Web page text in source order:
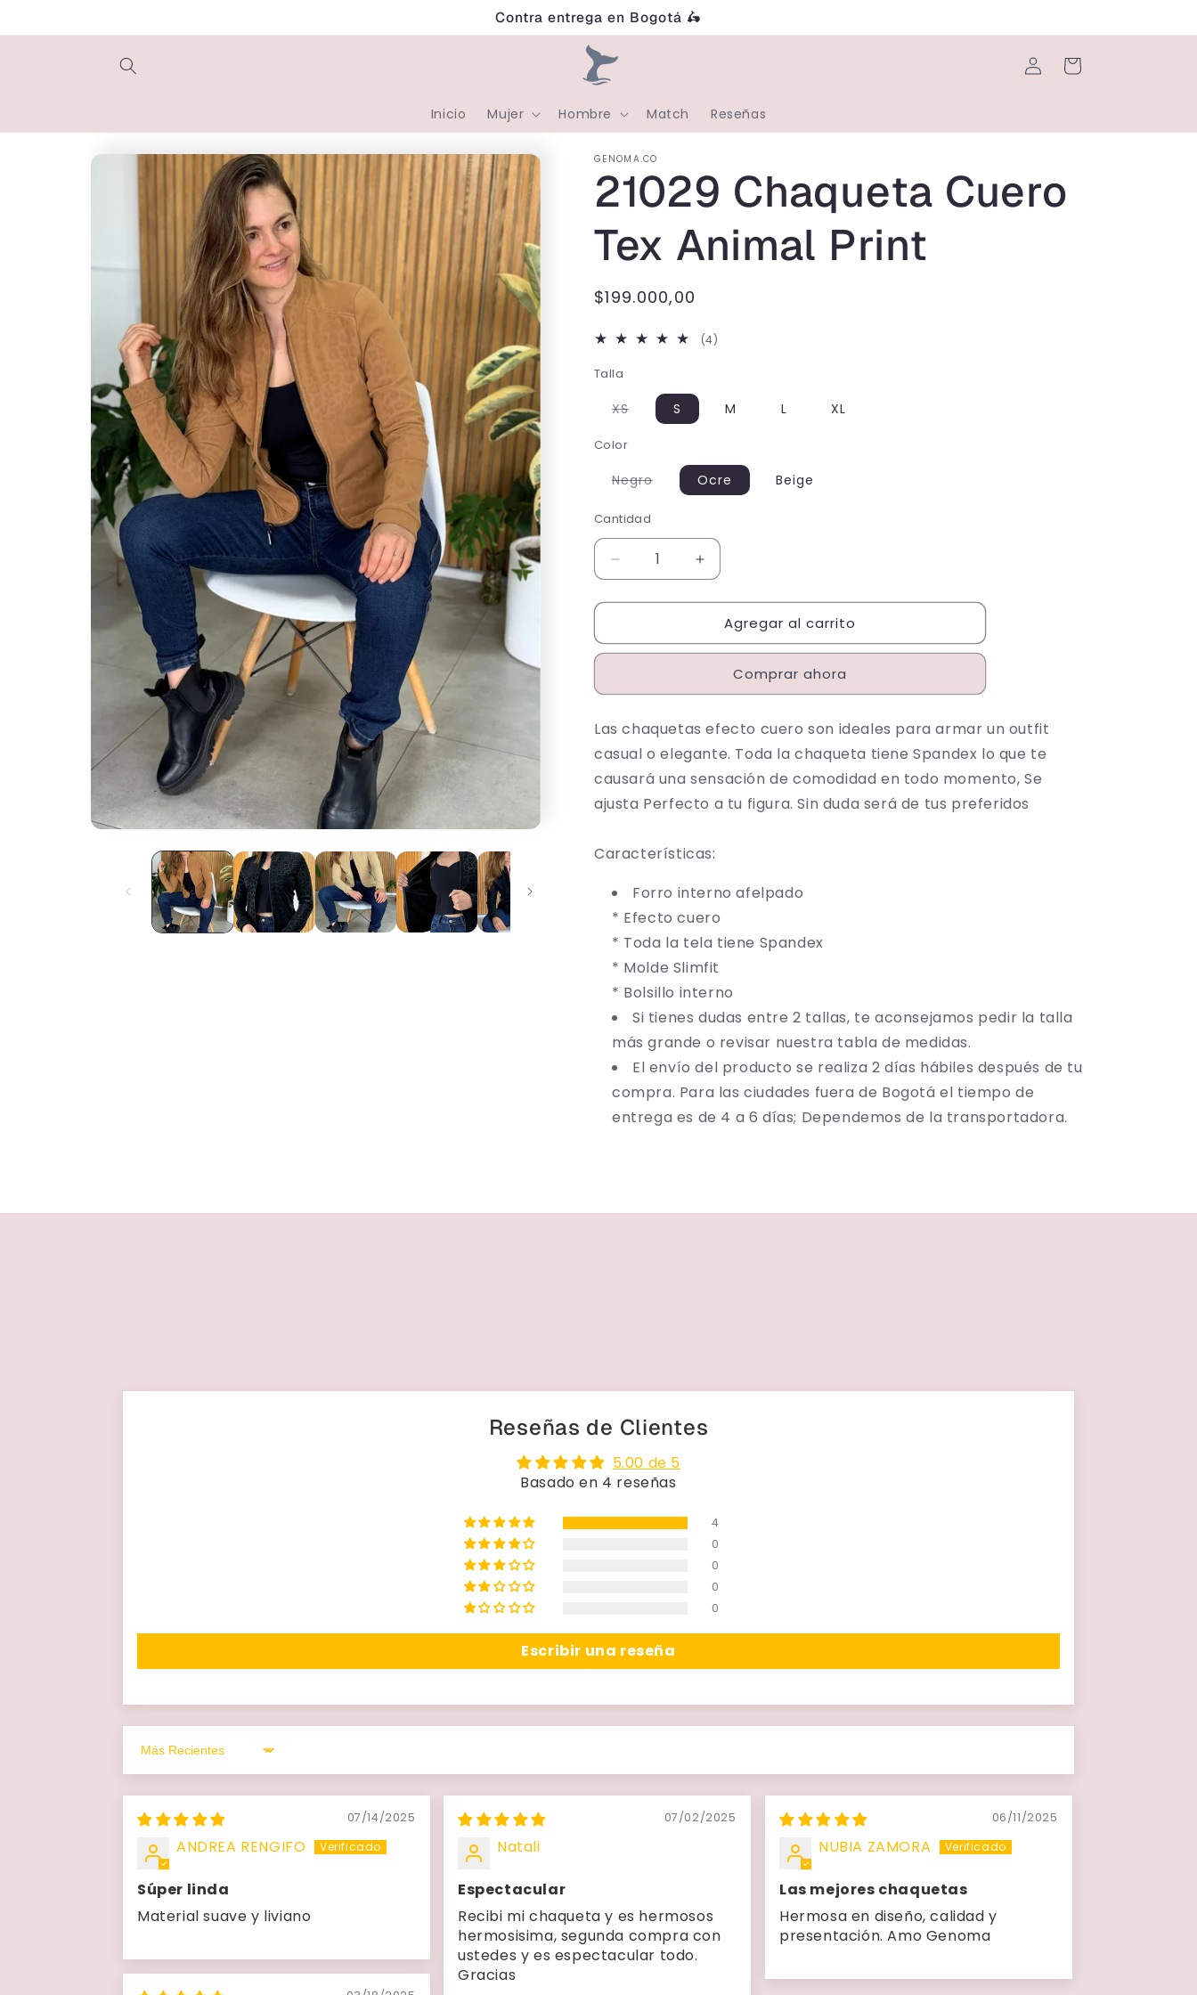
al contenido
Contra entrega en Bogotá 🛵
Inicio Mujer Hombre Match Reseñas
Iniciar
sesión
Carrito
directamente
del producto
GENOMA.CO
21029 Chaqueta Cuero
Tex Animal Print
Precio
$199.000,00
(4)
Talla
XSVariante
agotada
S M L XL
Color
NegroVariante
agotada
Ocre Beige
Cantidad
Cantidad
Reducir
cantidad
para
Chaqueta
Animal
Aumentar
cantidad
para
21029
Chaqueta
Animal
Agregar al carrito
Comprar ahora
Las chaquetas efecto cuero son ideales para armar un outfit
casual o elegante. Toda la chaqueta tiene Spandex lo que te
causará una sensación de comodidad en todo momento, Se
ajusta Perfecto a tu figura. Sin duda será de tus preferidos
Características:
Forro interno afelpado
* Efecto cuero
* Toda la tela tiene Spandex
* Molde Slimfit
* Bolsillo interno
Si tienes dudas entre 2 tallas, te aconsejamos pedir la talla
más grande o revisar nuestra tabla de medidas.
El envío del producto se realiza 2 días hábiles después de tu
compra. Para las ciudades fuera de Bogotá el tiempo de
entrega es de 4 a 6 días; Dependemos de la transportadora.
Reseñas de Clientes
5.00 de 5
Basado en 4 reseñas
4
0
0
0
0
Escribir una reseña
Sort by
07/14/2025
ANDREA RENGIFO
Súper linda
Material suave y liviano
07/02/2025
Natali
Espectacular
Recibi mi chaqueta y es hermosos
hermosisima, segunda compra con
ustedes y es espectacular todo.
Gracias
06/11/2025
NUBIA ZAMORA
Las mejores chaquetas
Hermosa en diseño, calidad y
presentación. Amo Genoma